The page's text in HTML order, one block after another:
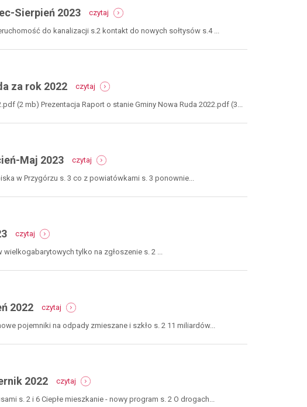
2023
Sierpień 2023 czytaj
numer
29-
31
lipiec-
2023
do kanalizacji s.2 kontakt do nowych sołtysów s.4 ...
za rok 2022 czytaj
raport
o
gminy
za
rok
2022
(2 mb) Prezentacja Raport o stanie Gminy Nowa Ruda 2022.pdf (3...
Maj 2023 czytaj
numer
26-
28
2023
w Przygórzu s. 3 co z powiatówkami s. 3 ponownie...
czytaj
numer
24-
/
tylko na zgłoszenie s. 2 ...
2022 czytaj
numer
23-
/
2022
pojemniki na odpady zmieszane i szkło s. 2 11 miliardów...
2022 czytaj
numer
21-
s. 2 i 6 Ciepłe mieszkanie - nowy program s. 2 O drogach...